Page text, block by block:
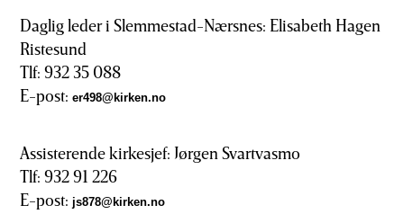
Daglig leder i Slemmestad-Nærsnes: Elisabeth Hagen
Ristesund
Tlf: 932 35 088
E-post:er498@kirken.no
Assisterende kirkesjef: Jørgen Svartvasmo
Tlf: 932 91 226
E-post: js878@kirken.no